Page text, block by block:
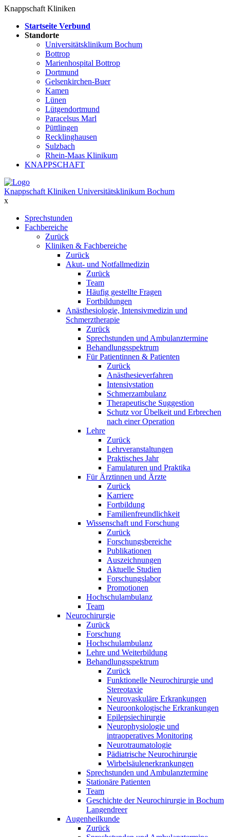
Knappschaft Kliniken
Startseite Verbund
Standorte
Universitätsklinikum Bochum
Bottrop
Marienhospital Bottrop
Dortmund
Gelsenkirchen-Buer
Kamen
Lünen
Lütgendortmund
Paracelsus Marl
Püttlingen
Recklinghausen
Sulzbach
Rhein-Maas Klinikum
KNAPPSCHAFT
Knappschaft Kliniken Universitätsklinikum Bochum
x
Sprechstunden
Fachbereiche
Zurück
Kliniken & Fachbereiche
Zurück
Akut- und Notfallmedizin
Zurück
Team
Häufig gestellte Fragen
Fortbildungen
Anästhesiologie, Intensivmedizin und
Schmerztherapie
Zurück
Sprechstunden und Ambulanztermine
Behandlungsspektrum
Für Patientinnen & Patienten
Zurück
Anästhesieverfahren
Intensivstation
Schmerzambulanz
Therapeutische Suggestion
Schutz vor Übelkeit und Erbrechen
nach einer Operation
Lehre
Zurück
Lehrveranstaltungen
Praktisches Jahr
Famulaturen und Praktika
Für Ärztinnen und Ärzte
Zurück
Karriere
Fortbildung
Familienfreundlichkeit
Wissenschaft und Forschung
Zurück
Forschungsbereiche
Publikationen
Auszeichnungen
Aktuelle Studien
Forschungslabor
Promotionen
Hochschulambulanz
Team
Neurochirurgie
Zurück
Forschung
Hochschulambulanz
Lehre und Weiterbildung
Behandlungsspektrum
Zurück
Funktionelle Neurochirurgie und
Stereotaxie
Neurovaskuläre Erkrankungen
Neuroonkologische Erkrankungen
Epilepsiechirurgie
Neurophysiologie und
intraoperatives Monitoring
Neurotraumatologie
Pädiatrische Neurochirurgie
Wirbelsäulenerkrankungen
Sprechstunden und Ambulanztermine
Stationäre Patienten
Team
Geschichte der Neurochirurgie in Bochum
Langendreer
Augenheilkunde
Zurück